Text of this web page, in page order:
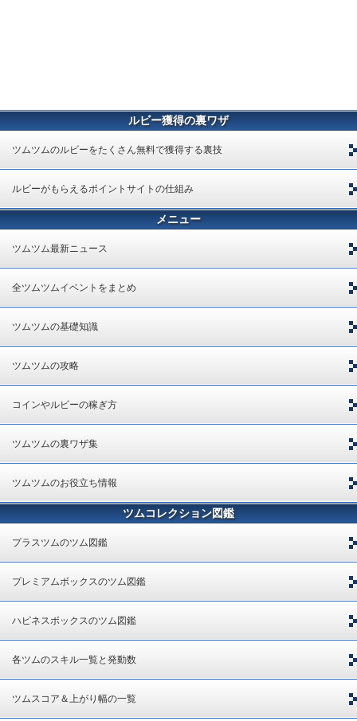
ルビー獲得の裏ワザ
ツムツムのルビーをたくさん無料で獲得する裏技
ルビーがもらえるポイントサイトの仕組み
メニュー
ツムツム最新ニュース
全ツムツムイベントをまとめ
ツムツムの基礎知識
ツムツムの攻略
コインやルビーの稼ぎ方
ツムツムの裏ワザ集
ツムツムのお役立ち情報
ツムコレクション図鑑
プラスツムのツム図鑑
プレミアムボックスのツム図鑑
ハピネスボックスのツム図鑑
各ツムのスキル一覧と発動数
ツムスコア＆上がり幅の一覧